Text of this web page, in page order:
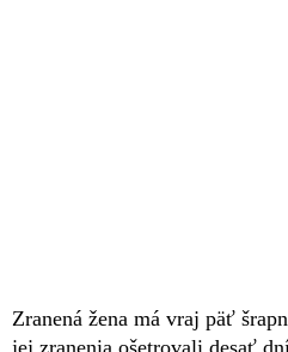
Zranená žena má vraj päť